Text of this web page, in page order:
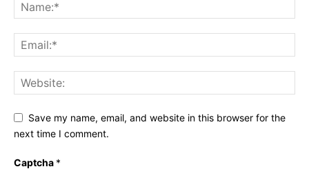
Save my name, email, and website in this browser for the
next time I comment.
Captcha *